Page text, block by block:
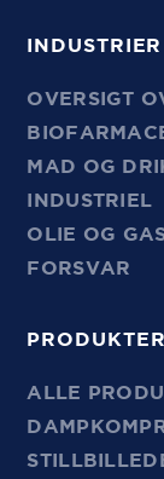
INDUSTRIER
OVERSIGT
MAD OG
INDUSTRIEL
OLIE OG
FORSVAR
PRODUKTER
ALLE